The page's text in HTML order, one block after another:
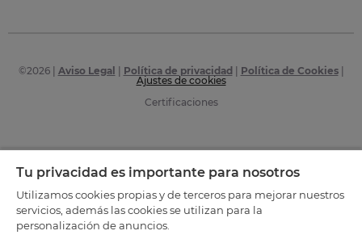
©2026| Aviso Legal Política de privacidad Política de Cookies|
Ajustes de cookies
Certificaciones
Tu privacidad es importante para nosotros
Utilizamos cookies propias y de terceros para mejorar nuestros
servicios, además las cookies se utilizan para la
personalización de anuncios.